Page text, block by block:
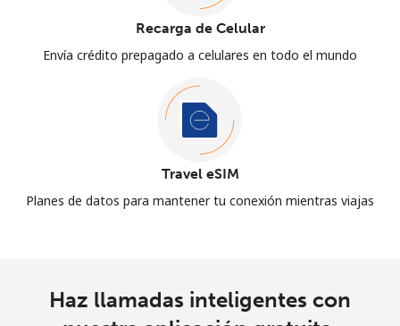
Recarga de Celular
Envía crédito prepagado a celulares en todo el mundo
Travel eSIM
Planes de datos para mantener tu conexión mientras viajas
Haz llamadas inteligentes con